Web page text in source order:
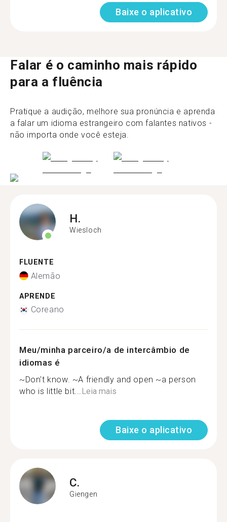
Baixe o aplicativo
Falar é o caminho mais rápido
para a fluência
Pratique a audição, melhore sua pronúncia e aprenda
a falar um idioma estrangeiro com falantes nativos -
não importa onde você esteja.
H.
Wiesloch
FLUENTE
Alemão
APRENDE
Coreano
Meu/minha parceiro/a de intercâmbio de
idiomas é
~Don't know. ~A friendly and open ~a person
who is little bit...Leia mais
Baixe o aplicativo
C.
Giengen